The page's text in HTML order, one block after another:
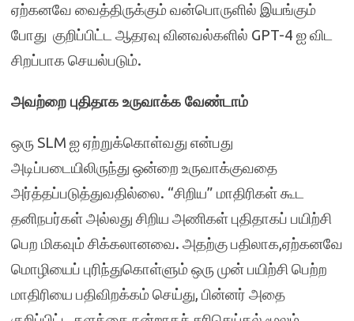
ஏற்கனவே வைத்திருக்கும் வன்பொருளில் இயங்கும்
போது குறிப்பிட்ட ஆதரவு வினவல்களில் GPT-4 ஐ விட
சிறப்பாக செயல்படும்.
அவற்றை புதிதாக உருவாக்க வேண்டாம்
ஒரு SLM ஐ ஏற்றுக்கொள்வது என்பது
அடிப்படையிலிருந்து ஒன்றை உருவாக்குவதை
அர்த்தப்படுத்துவதில்லை. “சிறிய” மாதிரிகள் கூட
தனிநபர்கள் அல்லது சிறிய அணிகள் புதிதாகப் பயிற்சி
பெற மிகவும் சிக்கலானவை. அதற்கு பதிலாக,ஏற்கனவே
மொழியைப் புரிந்துகொள்ளும் ஒரு முன் பயிற்சி பெற்ற
மாதிரியை பதிவிறக்கம் செய்து, பின்னர் அதை